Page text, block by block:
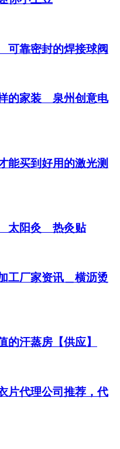
靠密封的焊接球阀
的家装 泉州创意电
买到好用的激光测
太阳灸 热灸贴
工厂家资讯＿横沥烫
的汗蒸房【供应】
片代理公司推荐，代